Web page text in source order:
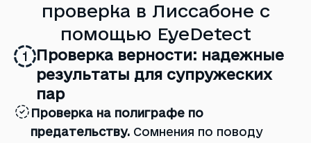
проверка в Лиссабоне с
помощью EyeDetect
1
Проверка верности: надежные
результаты для супружеских
пар
Проверка на полиграфе по
предательству. Сомнения по поводу